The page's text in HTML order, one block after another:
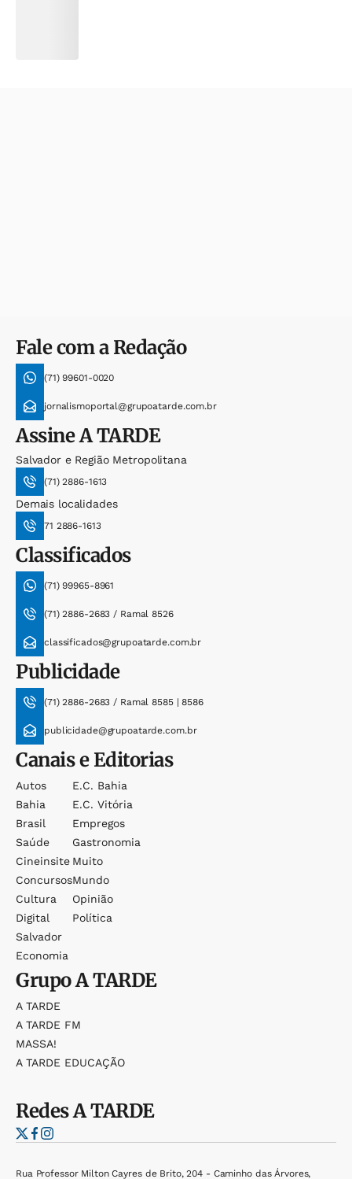
Fale com a Redação
(71) 99601-0020
jornalismoportal@grupoatarde.com.br
AssineA TARDE
Salvador e Região Metropolitana
(71) 2886-1613
Demais localidades
71 2886-1613
Classificados
(71) 99965-8961
(71) 2886-2683 / Ramal 8526
classificados@grupoatarde.com.br
Publicidade
(71) 2886-2683 / Ramal 8585 | 8586
publicidade@grupoatarde.com.br
Canais e Editorias
Autos
Bahia
Brasil
Saúde
Cineinsite
Concursos
Cultura
Digital
Salvador
Economia
E.c. Bahia
E.c. Vitória
Empregos
Gastronomia
Muito
Mundo
Opinião
Política
GrupoA TARDE
A TARDE
A TARDE FM
MASSA!
A TARDE EDUCAÇÃO
RedesA TARDE
Rua Professor Milton Cayres de Brito, 204 - Caminho das Árvores,